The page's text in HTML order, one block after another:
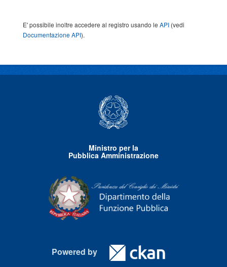
E' possibile inoltre accedere al registro usando le API (vedi
Documentazione API).
Ministro per la
Pubblica Amministrazione
Powered by